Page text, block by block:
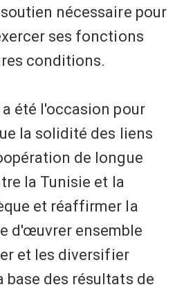
nécessaire pour
ses fonctions
conditions.
été l'occasion pour
la solidité des liens
de longue
la Tunisie et la
et réaffirmer la
d'œuvrer ensemble
et les diversifier
base des résultats de